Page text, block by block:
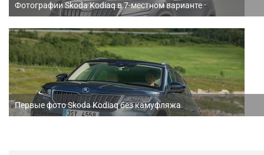
Фотографии Skoda Kodiaq в 7-местном варианте
Первые фото Skoda Kodiaq без камуфляжа